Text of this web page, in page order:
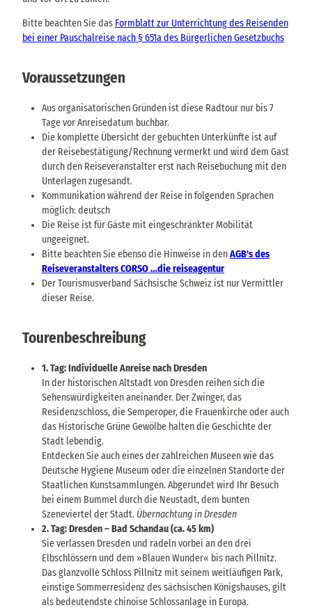
Bitte beachten Sie das Formblatt zur Unterrichtung des Reisenden
bei einer Pauschalreise nach § 651a des Bürgerlichen Gesetzbuchs
Voraussetzungen
Aus organisatorischen Gründen ist diese Radtour nur bis 7
Tage vor Anreisedatum buchbar.
Die komplette Übersicht der gebuchten Unterkünfte ist auf
der Reisebestätigung/Rechnung vermerkt und wird dem Gast
durch den Reiseveranstalter erst nach Reisebuchung mit den
Unterlagen zugesandt.
Kommunikation während der Reise in folgenden Sprachen
möglich: deutsch
Die Reise ist für Gäste mit eingeschränkter Mobilität
ungeeignet.
Bitte beachten Sie ebenso die Hinweise in denAGB's des
Reiseveranstalters CORSO …die reiseagentur
Der Tourismusverband Sächsische Schweiz ist nur Vermittler
dieser Reise.
Tourenbeschreibung
1. Tag: Individuelle Anreise nach Dresden
In der historischen Altstadt von Dresden reihen sich die
Sehenswürdigkeiten aneinander. Der Zwinger, das
Residenzschloss, die Semperoper, die Frauenkirche oder auch
das Historische Grüne Gewölbe halten die Geschichte der
Stadt lebendig.
Entdecken Sie auch eines der zahlreichen Museen wie das
Deutsche Hygiene Museum oder die einzelnen Standorte der
Staatlichen Kunstsammlungen. Abgerundet wird Ihr Besuch
bei einem Bummel durch die Neustadt, dem bunten
Szeneviertel der Stadt. Übernachtung in Dresden
2. Tag: Dresden – Bad Schandau (ca. 45 km)
Sie verlassen Dresden und radeln vorbei an den drei
Elbschlössern und dem »Blauen Wunder« bis nach Pillnitz.
Das glanzvolle Schloss Pillnitz mit seinem weitläufigen Park,
einstige Sommerresidenz des sächsischen Königshauses, gilt
als bedeutendste chinoise Schlossanlage in Europa.